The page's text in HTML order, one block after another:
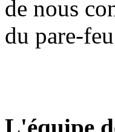
de nous
du pare-